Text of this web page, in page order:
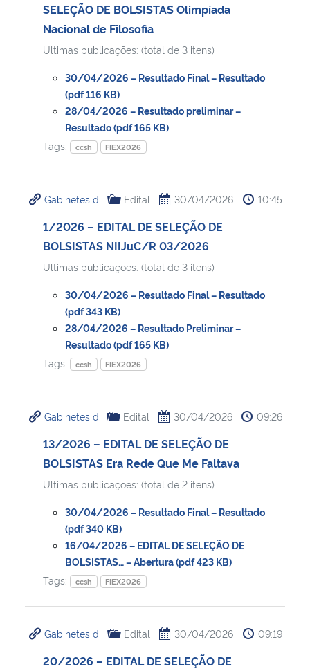
SELEÇÃO DE BOLSISTAS Olimpíada
Nacional de Filosofia
Ultimas publicações: (total de 3 itens)
30/04/2026 – Resultado Final – Resultado
(pdf 116 KB)
28/04/2026 – Resultado preliminar –
Resultado (pdf 165 KB)
Tags:
ccsh FIEX2026
Gabinetes d Edital 30/04/2026 10:45
1/2026 – EDITAL DE SELEÇÃO DE
BOLSISTAS NIIJuC/R 03/2026
Ultimas publicações: (total de 3 itens)
30/04/2026 – Resultado Final – Resultado
(pdf 343 KB)
28/04/2026 – Resultado Preliminar –
Resultado (pdf 165 KB)
Tags:
ccsh FIEX2026
Gabinetes d Edital 30/04/2026 09:26
13/2026 – EDITAL DE SELEÇÃO DE
BOLSISTAS Era Rede Que Me Faltava
Ultimas publicações: (total de 2 itens)
30/04/2026 – Resultado Final – Resultado
(pdf 340 KB)
16/04/2026 – EDITAL DE SELEÇÃO DE
BOLSISTAS… – Abertura (pdf 423 KB)
Tags:
ccsh FIEX2026
Gabinetes d Edital 30/04/2026 09:19
20/2026 – EDITAL DE SELEÇÃO DE